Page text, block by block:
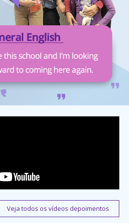
Veja todos os vídeos depoimentos